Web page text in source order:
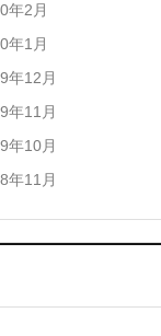
年2月
年1月
年12月
年11月
年10月
年11月